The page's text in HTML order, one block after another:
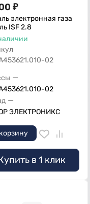
₽
электронная газа
ISF 2.8
02
—
02
—
ЭЛЕКТРОНИКС
в 1 клик